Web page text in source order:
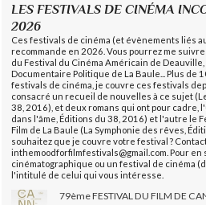
LES FESTIVALS DE CINÉMA
2026
Ces festivals de cinéma (et évènements liés
recommande en 2026. Vous pourrez me
du Festival du Cinéma Américain de
Documentaire Politique de La Baule... Plus de
festivals de cinéma, je couvre ces festivals
consacré un recueil de nouvelles à ce sujet
38, 2016), et deux romans qui ont pour cadre,
dans l'âme, Éditions du 38, 2016) et l'autre le
Film de La Baule (La Symphonie des rêves,
souhaitez que je couvre votre festival ?
inthemoodforfilmfestivals@gmail.com. Pour
cinématographique ou un festival de cinéma
l'intitulé de celui qui vous intéresse.
79ème FESTIVAL DU FILM DE